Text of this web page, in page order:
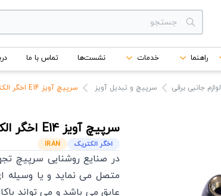
دسته بندی‌ها
برندها
راهنما خدمات نشست‌ها تماس با ما
لوازم جانبی برقی سرپیچ و تبدیل آویز سرپیچ آویز E14 اخگر الکتریک
سرپیچ آویز E14 اخگر
اخگر الکتریک IRAN
در صنایع روشنایی سرپیچ
متصل می‌ نماید و یا
عایق می باشد و می تواند